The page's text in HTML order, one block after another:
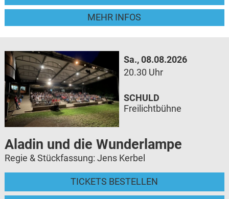
MEHR INFOS
Sa., 08.08.2026
20.30 Uhr
Aladin und die Wunderlampe
Regie & Stückfassung: Jens Kerbel
TICKETS BESTELLEN
SCHULD
Freilichtbühne